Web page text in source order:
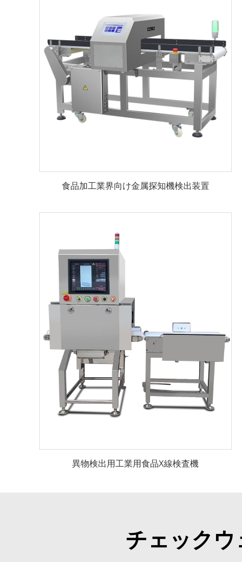
食品加工業界向け金属探知機検出装置
異物検出用工業用食品X線検査機
チェック